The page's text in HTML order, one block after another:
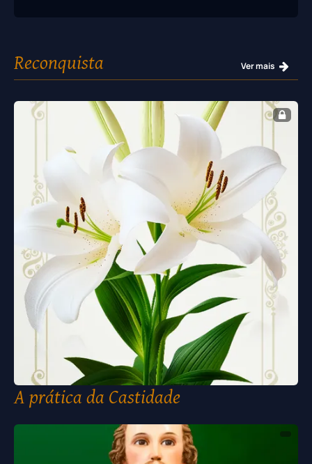
Reconquista Ver mais
A prática da Castidade